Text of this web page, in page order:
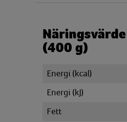
(400 g)
Energi (kcal)
Energi (kJ)
Fett